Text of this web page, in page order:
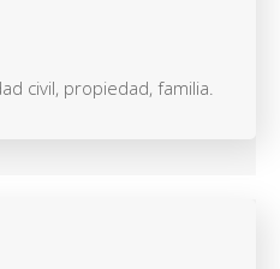
civil, propiedad, familia.